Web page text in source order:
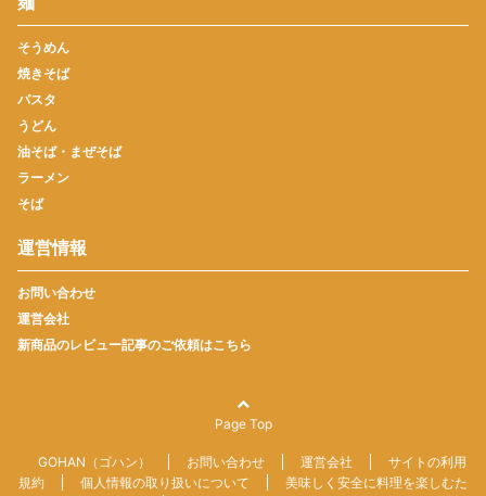
そうめん
焼きそば
パスタ
うどん
油そば・まぜそば
ラーメン
そば
運営情報
お問い合わせ
運営会社
新商品のレビュー記事のご依頼はこちら
Page Top
GOHAN（ゴハン） お問い合わせ 運営会社
サイトの利用
規約
個人情報の取り扱いについて
美味しく安全に料理を楽しむた